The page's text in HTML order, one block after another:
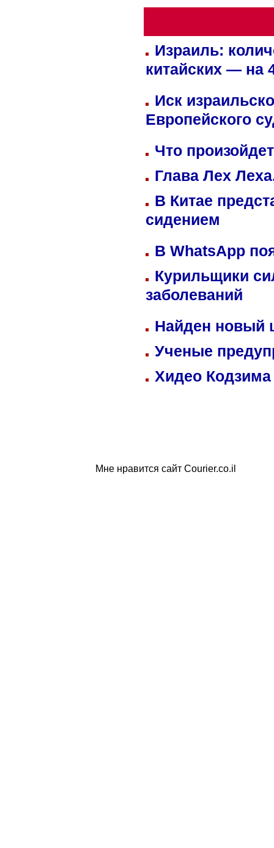
Израиль:
китайских — на
Иск
Европейского
Что
Глава Лех
В Китае
сидением
В WhatsApp
Курильщики
заболеваний
Найден
Ученые
Хидео
Мне нравится сайт Courier.co.il